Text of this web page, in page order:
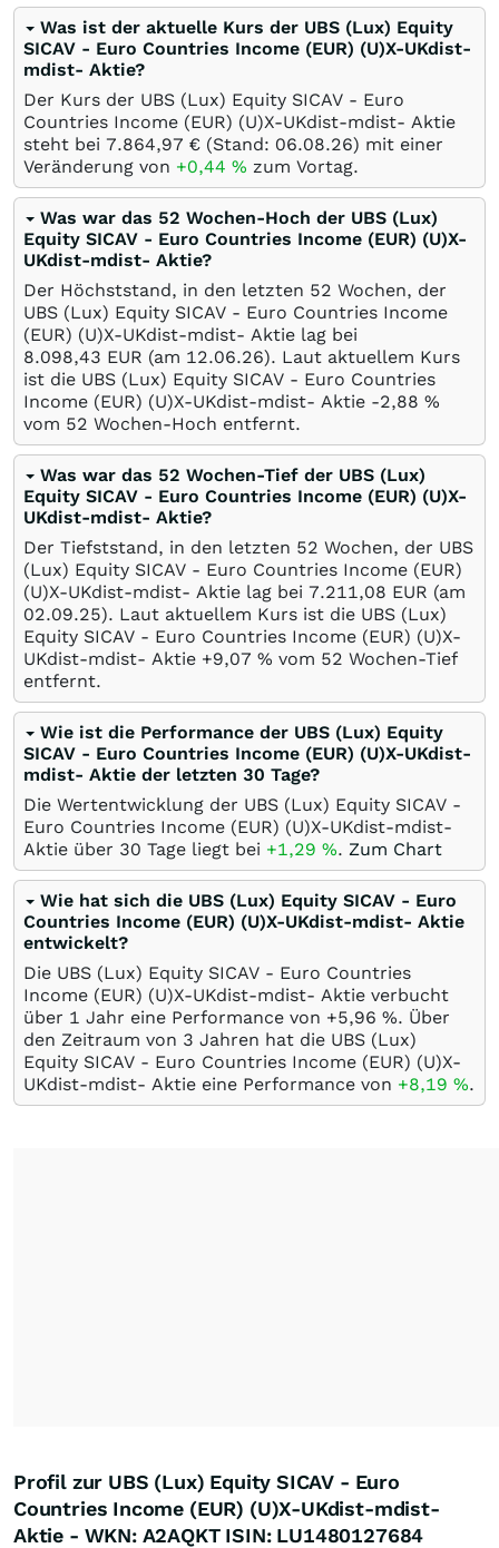
Was ist der aktuelle Kurs der UBS (Lux) Equity
SICAV - Euro Countries Income (EUR) (U)X-UKdist-
mdist- Aktie?
Der Kurs der UBS (Lux) Equity SICAV - Euro
Countries Income (EUR) (U)X-UKdist-mdist- Aktie
steht bei 7.864,97 € (Stand: 06.08.26) mit einer
Veränderung von +0,44 % zum Vortag.
Was war das 52 Wochen-Hoch der UBS (Lux)
Equity SICAV - Euro Countries Income (EUR) (U)X-
UKdist-mdist- Aktie?
Der Höchststand, in den letzten 52 Wochen, der
UBS (Lux) Equity SICAV - Euro Countries Income
(EUR) (U)X-UKdist-mdist- Aktie lag bei
8.098,43 EUR (am 12.06.26). Laut aktuellem Kurs
ist die UBS (Lux) Equity SICAV - Euro Countries
Income (EUR) (U)X-UKdist-mdist- Aktie -2,88 %
vom 52 Wochen-Hoch entfernt.
Was war das 52 Wochen-Tief der UBS (Lux)
Equity SICAV - Euro Countries Income (EUR) (U)X-
UKdist-mdist- Aktie?
Der Tiefststand, in den letzten 52 Wochen, der UBS
(Lux) Equity SICAV - Euro Countries Income (EUR)
(U)X-UKdist-mdist- Aktie lag bei 7.211,08 EUR (am
02.09.25). Laut aktuellem Kurs ist die UBS (Lux)
Equity SICAV - Euro Countries Income (EUR) (U)X-
UKdist-mdist- Aktie +9,07 % vom 52 Wochen-Tief
entfernt.
Wie ist die Performance der UBS (Lux) Equity
SICAV - Euro Countries Income (EUR) (U)X-UKdist-
mdist- Aktie der letzten 30 Tage?
Die Wertentwicklung der UBS (Lux) Equity SICAV -
Euro Countries Income (EUR) (U)X-UKdist-mdist-
Aktie über 30 Tage liegt bei +1,29 %. Zum Chart
Wie hat sich die UBS (Lux) Equity SICAV - Euro
Countries Income (EUR) (U)X-UKdist-mdist- Aktie
entwickelt?
Die UBS (Lux) Equity SICAV - Euro Countries
Income (EUR) (U)X-UKdist-mdist- Aktie verbucht
über 1 Jahr eine Performance von +5,96 %. Über
den Zeitraum von 3 Jahren hat die UBS (Lux)
Equity SICAV - Euro Countries Income (EUR) (U)X-
UKdist-mdist- Aktie eine Performance von +8,19 %.
Profil zur UBS (Lux) Equity SICAV - Euro
Countries Income (EUR) (U)X-UKdist-mdist-
Aktie - WKN: A2AQKT ISIN: LU1480127684